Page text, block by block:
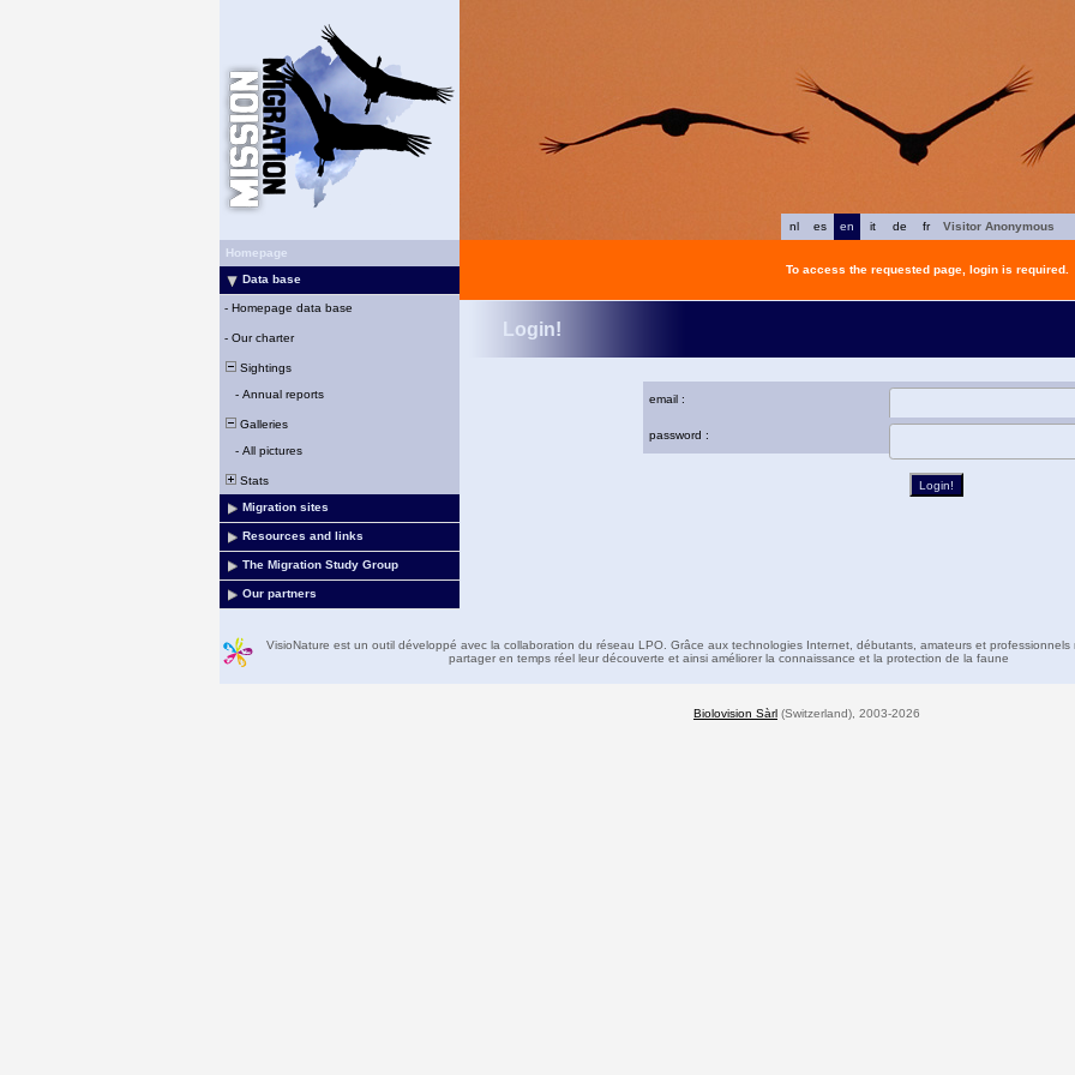
fr
de
it
en
es
nl
Visitor Anonymous
Homepage
Data base
- Homepage data base
- Our charter
Sightings
- Annual reports
Galleries
- All pictures
Stats
Migration sites
Resources and links
The Migration Study Group
Our partners
To access the requested page, login is required.
Login!
email :
password :
VisioNature est un outil développé avec la collaboration du réseau LPO. Grâce aux technologies Internet, débutants, amateurs et professionnels
partager en temps réel leur découverte et ainsi améliorer la connaissance et la protection de la faune
Biolovision Sàrl (Switzerland), 2003-2026